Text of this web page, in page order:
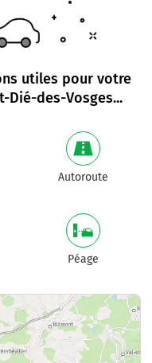
utiles pour votre
Dié-des-Vosges...
Autoroute
Péage